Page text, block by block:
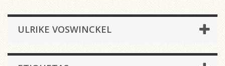
ULRIKE VOSWINCKEL